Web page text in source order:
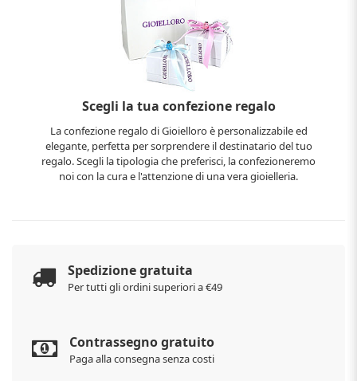
Scegli la tua confezione regalo
La confezione regalo di Gioielloro è personalizzabile ed
elegante, perfetta per sorprendere il destinatario del tuo
regalo. Scegli la tipologia che preferisci, la confezioneremo
noi con la cura e l'attenzione di una vera gioielleria.
Spedizione gratuita
Per tutti gli ordini superiori a €49
Contrassegno gratuito
Paga alla consegna senza costi